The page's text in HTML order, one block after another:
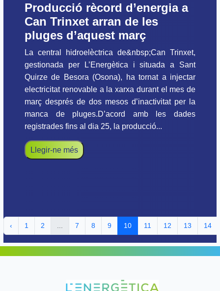
Producció rècord d’energia a
Can Trinxet arran de les
pluges d’aquest març
La central hidroelèctrica de&nbsp;Can Trinxet,
gestionada per L’Energètica i situada a Sant
Quirze de Besora (Osona), ha tornat a injectar
electricitat renovable a la xarxa durant el mes de
març després de dos mesos d’inactivitat per la
manca de pluges.D’acord amb les dades
registrades fins al dia 25, la producció...
Llegir-ne més
‹ 1 2 7 8 9 10 11 12 13 14